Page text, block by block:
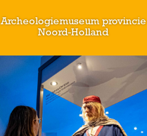
Archeologiemuseum provincie
Noord-Holland